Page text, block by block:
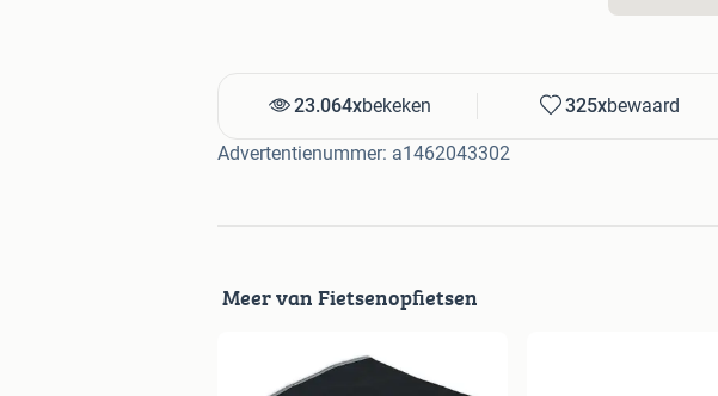
Gratis Verzending
23.064xbekeken 325xbewaard
Advertentienummer: a1462043302
Meer van Fietsenopfietsen